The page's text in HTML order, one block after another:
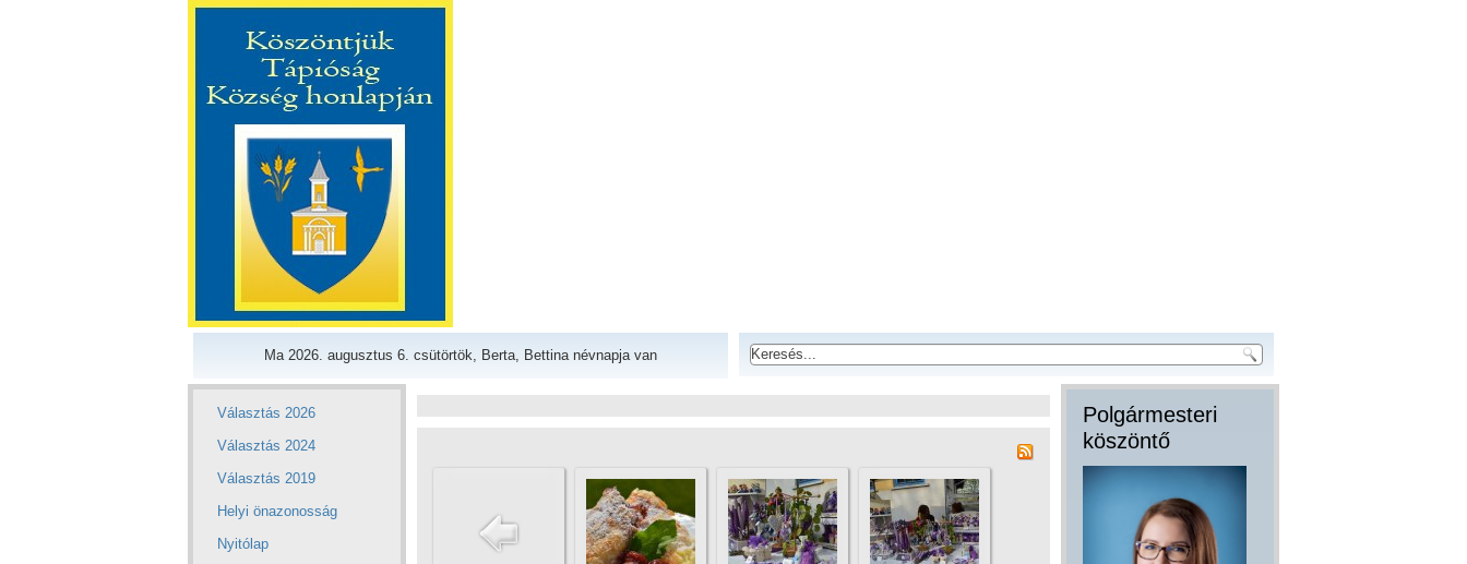
Ma 2026. augusztus 6. csütörtök, Berta, Bettina névnapja van
Választás 2026
Választás 2024
Választás 2019
Helyi önazonosság
Nyitólap
Polgármesteri
köszöntő